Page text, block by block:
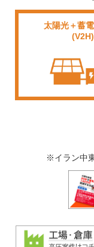
太陽光＋蓄
(V2H)
※イラン中